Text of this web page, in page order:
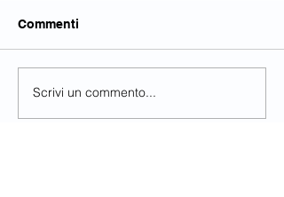
What to know about
Commenti
Scrivi un commento...